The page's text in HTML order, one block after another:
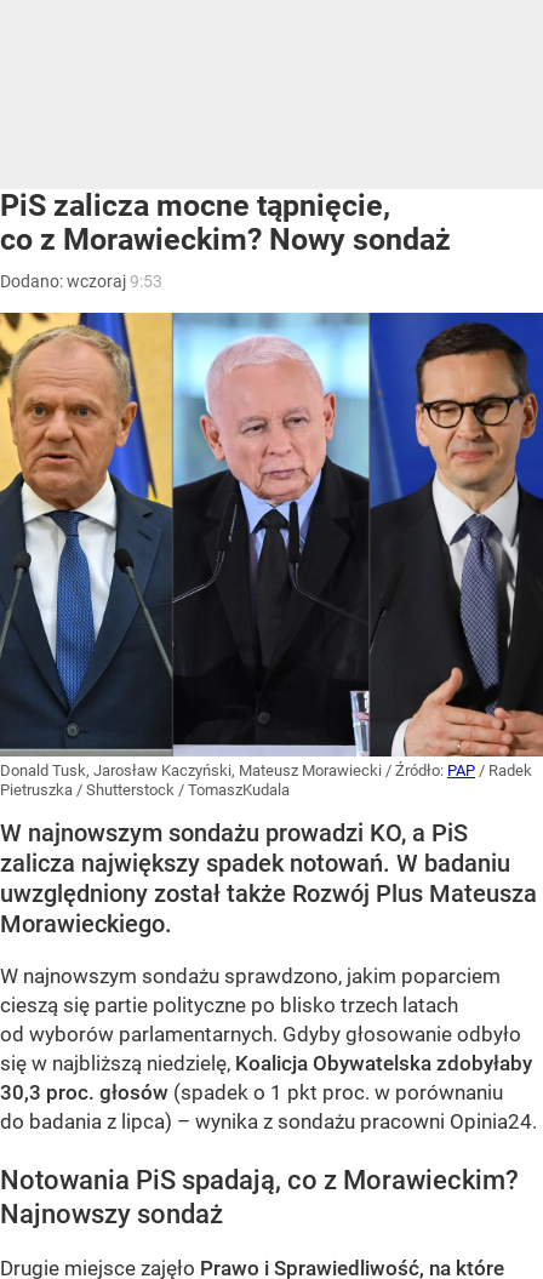
PiS zalicza mocne tąpnięcie,
co z Morawieckim? Nowy sondaż
Dodano:wczoraj9:53
Donald Tusk, Jarosław Kaczyński, Mateusz Morawiecki / Źródło: PAP / Radek
Pietruszka / Shutterstock / TomaszKudala
W najnowszym sondażu prowadzi KO, a PiS
zalicza największy spadek notowań. W badaniu
uwzględniony został także Rozwój Plus Mateusza
Morawieckiego.
W najnowszym sondażu sprawdzono, jakim poparciem
cieszą się partie polityczne po blisko trzech latach
od wyborów parlamentarnych. Gdyby głosowanie odbyło
się w najbliższą niedzielę, Koalicja Obywatelska zdobyłaby
30,3 proc. głosów (spadek o 1 pkt proc. w porównaniu
do badania z lipca) – wynika z sondażu pracowni Opinia24.
Notowania PiS spadają, co z Morawieckim?
Najnowszy sondaż
Drugie miejsce zajęło Prawo i Sprawiedliwość, na które